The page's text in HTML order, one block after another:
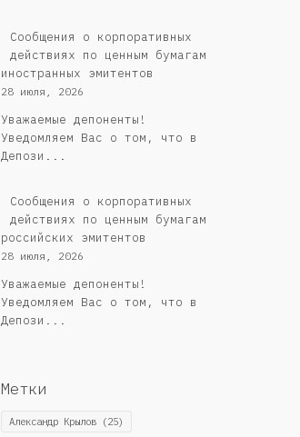
Сообщения о корпоративных
действиях по ценным бумагам
иностранных эмитентов
28 июля, 2026
Уважаемые депоненты!
Уведомляем Вас о том, что в
Депози...
Cообщения о корпоративных
действиях по ценным бумагам
российских эмитентов
28 июля, 2026
Уважаемые депоненты!
Уведомляем Вас о том, что в
Депози...
Метки
Александр Крылов(25)